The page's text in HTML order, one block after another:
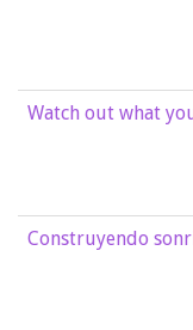
Watch out what
Construyendo